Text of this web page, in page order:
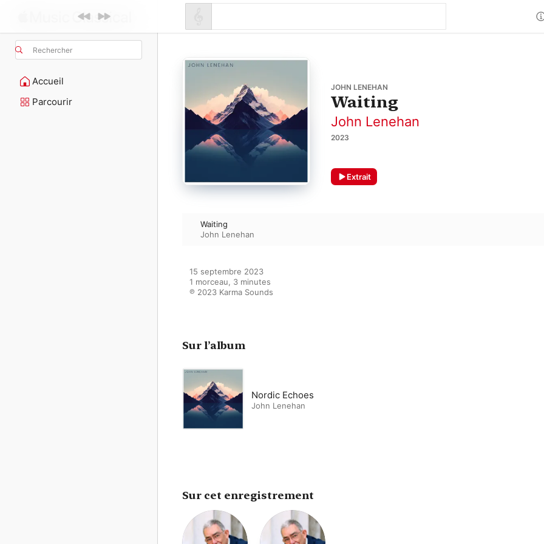
Rechercher
Accueil
Parcourir
JOHN LENEHAN
Waiting
John Lenehan
2023
Extrait
Waiting
John Lenehan
15 septembre 2023
1 morceau, 3 minutes
℗ 2023 Karma Sounds
Sur l’album
Nordic Echoes
John Lenehan
Sur cet enregistrement